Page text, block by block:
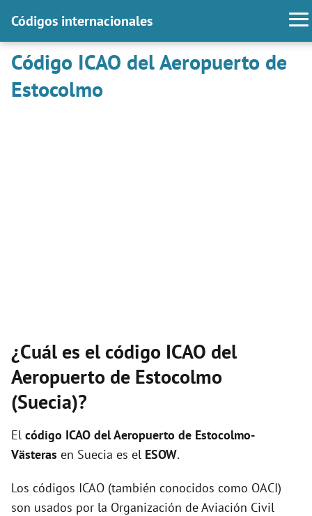
Códigos internacionales
Código ICAO del Aeropuerto de
Estocolmo
¿Cuál es el código ICAO del
Aeropuerto de Estocolmo
(Suecia)?
El código ICAO delAeropuerto de Estocolmo-
Västeras en Suecia es el ESOW.
Los códigos ICAO (también conocidos como OACI)
son usados por la Organización de Aviación Civil